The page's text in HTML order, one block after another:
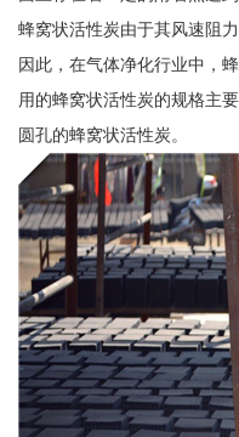
蜂窝状活性炭由于其风速阻
因此，在气体净化行业中，
用的蜂窝状活性炭的规格主
圆孔的蜂窝状活性炭。